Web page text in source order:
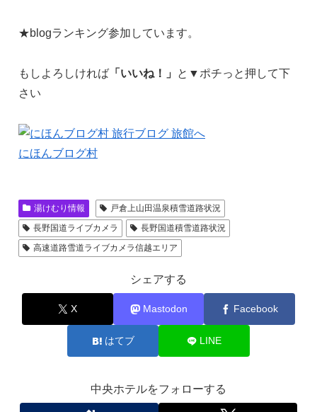
★blogランキング参加しています。
もしよろしければ 「いいね！」
と▼ポチっと押して下
さい
にほんブログ村
湯けむり情報
戸倉上山田温泉積雪道路状況
長野国道ライブカメラ
長野国道積雪道路状況
高速道路雪道ライブカメラ信越エリア
シェアする
X Mastodon Facebook
はてブ LINE
中央ホテルをフォローする